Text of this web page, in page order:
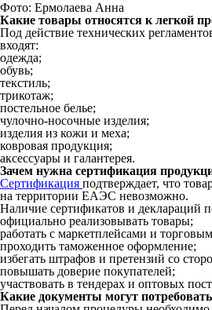
Фото: Ермолаева Анна
Какие товары относятся к легкой
Под действие технических
входят:
одежда;
обувь;
текстиль;
трикотаж;
постельное белье;
чулочно-носочные изделия;
изделия из кожи и меха;
ковровая продукция;
аксессуары и галантерея.
Зачем нужна сертификация
Сертификация подтверждает, что
на территории ЕАЭС невозможно.
Наличие сертификатов и деклараций
официально реализовывать товары;
работать с маркетплейсами и
проходить таможенное оформление;
избегать штрафов и претензий со
повышать доверие покупателей;
участвовать в тендерах и оптовых
Какие документы могут